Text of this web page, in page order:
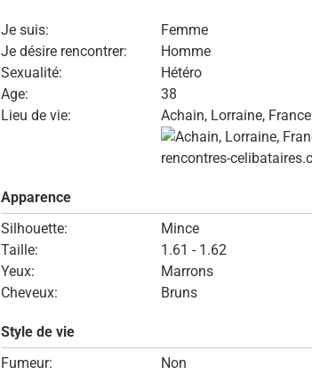
Je suis:
Femme
Je désire rencontrer:
Homme
Sexualité:
Hétéro
Age:
38
Lieu de vie:
Achain, Lorraine, France
Apparence
Silhouette:
Mince
Taille:
1.61 - 1.62
Yeux:
Marrons
Cheveux:
Bruns
Style de vie
Fumeur:
Non